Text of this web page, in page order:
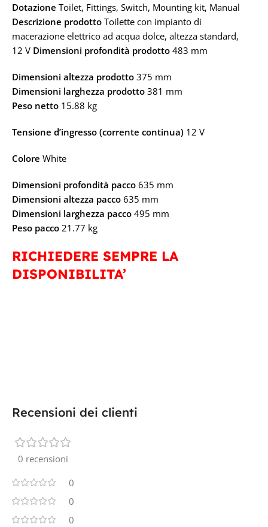
Dotazione Toilet, Fittings, Switch, Mounting kit, Manual
Descrizione prodotto Toilette con impianto di
macerazione elettrico ad acqua dolce, altezza standard,
12 V Dimensioni profondità prodotto 483 mm
Dimensioni altezza prodotto 375 mm
Dimensioni larghezza prodotto 381 mm
Peso netto 15.88 kg
Tensione d’ingresso (corrente continua) 12 V
Colore White
Dimensioni profondità pacco 635 mm
Dimensioni altezza pacco 635 mm
Dimensioni larghezza pacco 495 mm
Peso pacco 21.77 kg
RICHIEDERE SEMPRE LA
DISPONIBILITA’
Recensioni dei clienti
0 recensioni
0
0
0